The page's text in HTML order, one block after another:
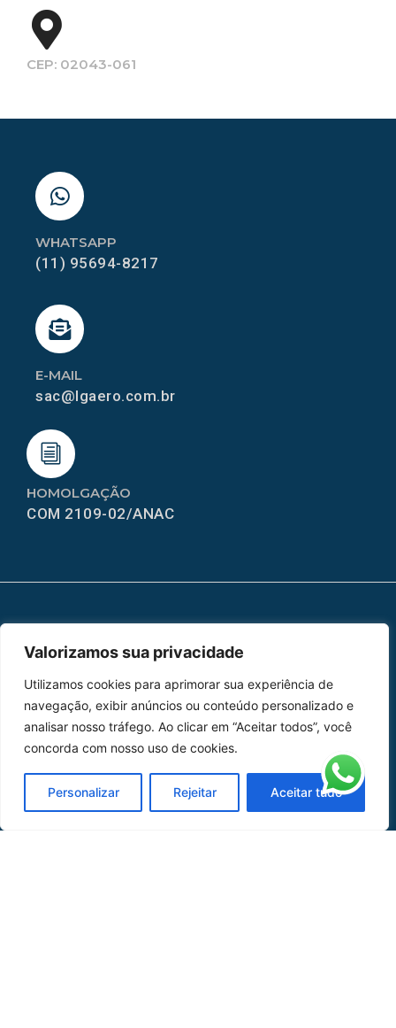
Valorizamos sua privacidade
Utilizamos cookies para aprimorar sua experiência de
navegação, exibir anúncios ou conteúdo personalizado e
analisar nosso tráfego. Ao clicar em “Aceitar todos”, você
concorda com nosso uso de cookies.
Personalizar Rejeitar Aceitar tudo
CEP: 02043-061
HOMOLGAÇÃO
COM 2109-02/ANAC
E-MAIL
sac@lgaero.com.br
WHATSAPP
(11) 95694-8217
Peças
Catálogo de Aplicações
Oficina de Mangueiras